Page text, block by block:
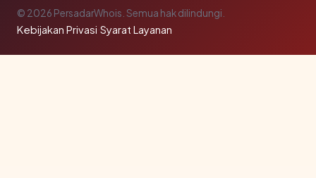
© 2026 PersadarWhois. Semua hak dilindungi.
Kebijakan Privasi·Syarat Layanan